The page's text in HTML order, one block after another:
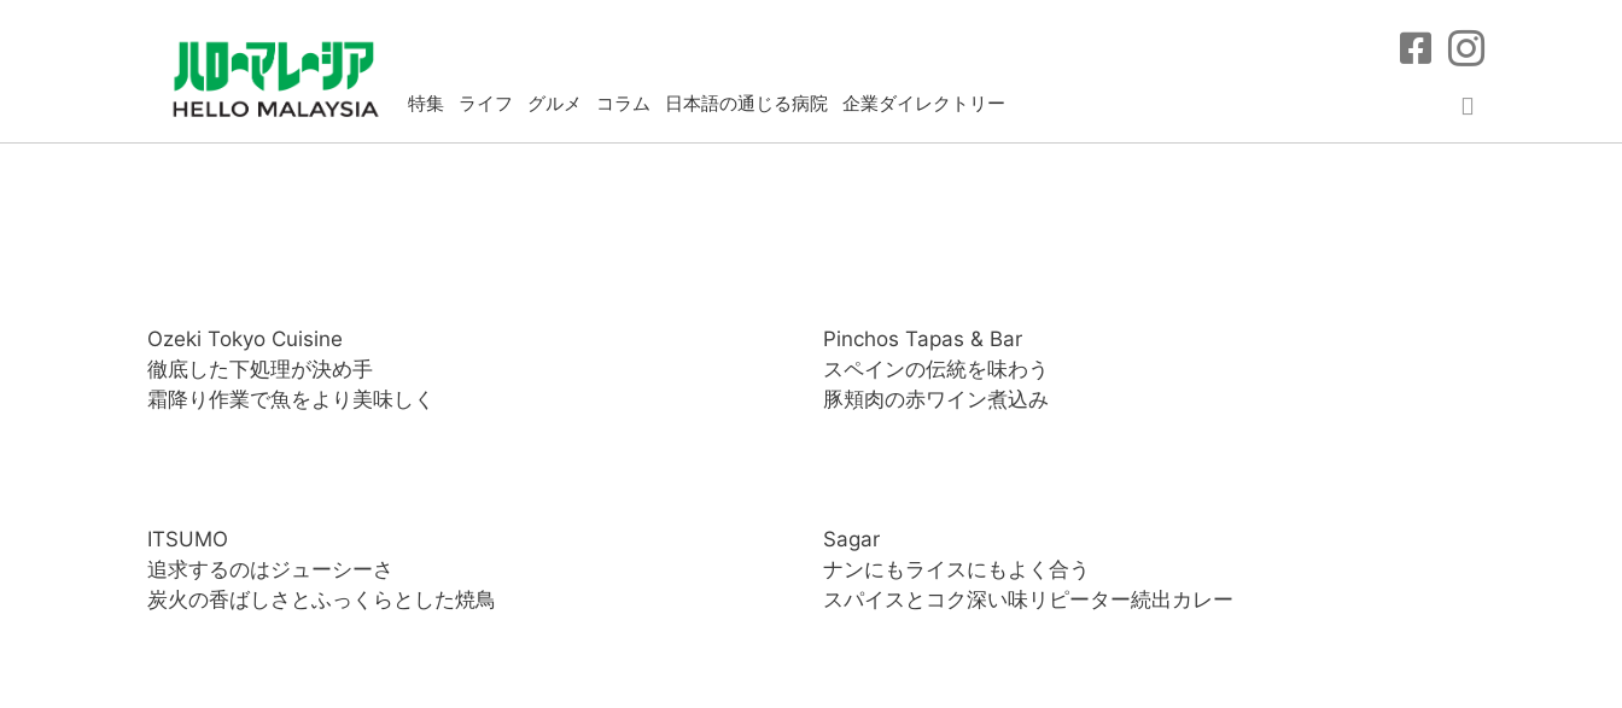
特集 ライフ グルメ コラム 日本語の通じる病院 企業ダイレクトリー
Ozeki Tokyo Cuisine
徹底した下処理が決め手
霜降り作業で魚をより美味しく
Pinchos Tapas & Bar
スペインの伝統を味わう
豚頬肉の赤ワイン煮込み
ITSUMO
追求するのはジューシーさ
炭火の香ばしさとふっくらとした焼鳥
Sagar
ナンにもライスにもよく合う
スパイスとコク深い味リピーター続出カレー